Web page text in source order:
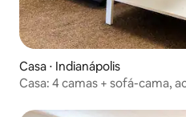
Casa ⋅ Indianápolis
Casa: 4 camas + sofá-cama,